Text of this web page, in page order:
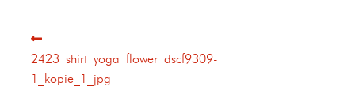
2423_shirt_yoga_flower_dscf9309-
1_kopie_1_jpg